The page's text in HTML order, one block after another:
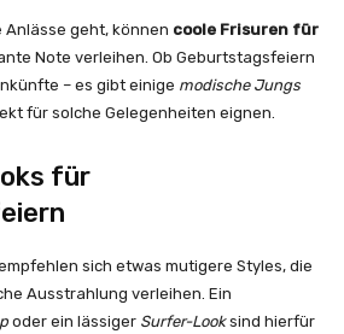
Anlässe geht, können coole Frisuren für
Note verleihen. Ob Geburtstagsfeiern
– es gibt einige modische Jungs
für solche Gelegenheiten eignen.
für
sich etwas mutigere Styles, die
Ausstrahlung verleihen. Ein
oder ein lässiger Surfer-Looksind hierfür